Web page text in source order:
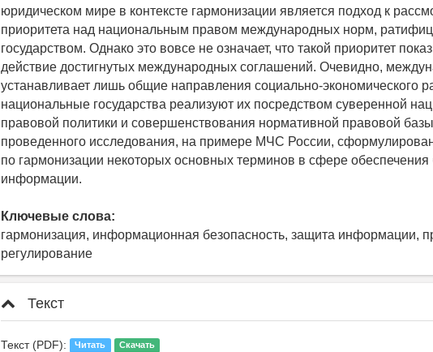
юридическом мире в контексте гармонизации является подход к
приоритета над национальным правом международных норм,
государством. Однако это вовсе не означает, что такой приоритет
действие достигнутых международных соглашений. Очевидно,
устанавливает лишь общие направления социально-экономического
национальные государства реализуют их посредством суверенной
правовой политики и совершенствования нормативной правовой
проведенного исследования, на примере МЧС России,
по гармонизации некоторых основных терминов в сфере обеспечения
информации.
Ключевые слова:
гармонизация, информационная безопасность, защита информации,
регулирование
Текст
Текст (PDF): Читать Скачать